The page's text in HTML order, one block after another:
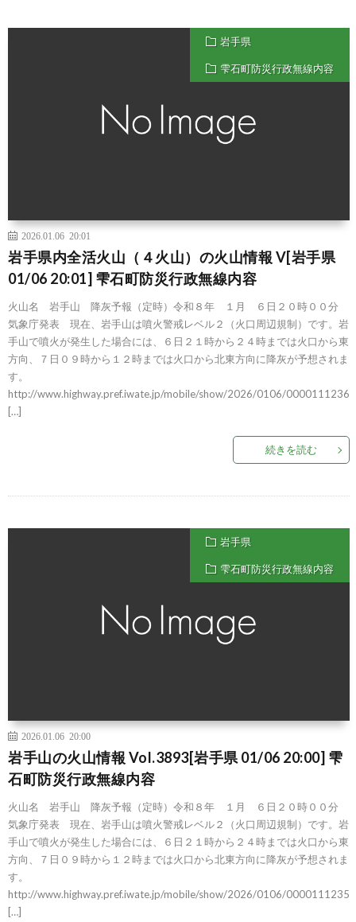
岩手県
雫石町防災行政無線内容
2026.01.06 20:01
岩手県内全活火山（４火山）の火山情報 V[岩手県
01/06 20:01] 雫石町防災行政無線内容
火山名 岩手山 降灰予報（定時）令和８年 １月 ６日２０時００分
気象庁発表 現在、岩手山は噴火警戒レベル２（火口周辺規制）です。岩
手山で噴火が発生した場合には、６日２１時から２４時までは火口から東
方向、７日０９時から１２時までは火口から北東方向に降灰が予想されま
す。
http://www.highway.pref.iwate.jp/mobile/show/2026/0106/0000111236
[…]
続きを読む
岩手県
雫石町防災行政無線内容
2026.01.06 20:00
岩手山の火山情報 Vol.3893[岩手県 01/06 20:00] 雫
石町防災行政無線内容
火山名 岩手山 降灰予報（定時）令和８年 １月 ６日２０時００分
気象庁発表 現在、岩手山は噴火警戒レベル２（火口周辺規制）です。岩
手山で噴火が発生した場合には、６日２１時から２４時までは火口から東
方向、７日０９時から１２時までは火口から北東方向に降灰が予想されま
す。
http://www.highway.pref.iwate.jp/mobile/show/2026/0106/0000111235
[…]